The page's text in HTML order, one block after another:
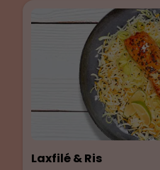
Laxfilé & Ris